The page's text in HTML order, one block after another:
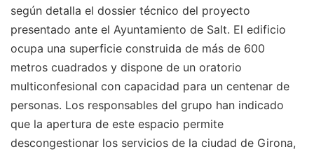
según detalla el dossier técnico del proyecto
presentado ante el Ayuntamiento de Salt. El edificio
ocupa una superficie construida de más de 600
metros cuadrados y dispone de un oratorio
multiconfesional con capacidad para un centenar de
personas. Los responsables del grupo han indicado
que la apertura de este espacio permite
descongestionar los servicios de la ciudad de Girona,